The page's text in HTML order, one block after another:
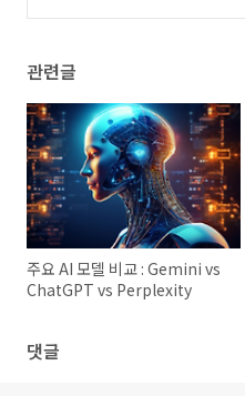
관련글
주요 AI 모델 비교 : Gemini vs
ChatGPT vs Perplexity
댓글